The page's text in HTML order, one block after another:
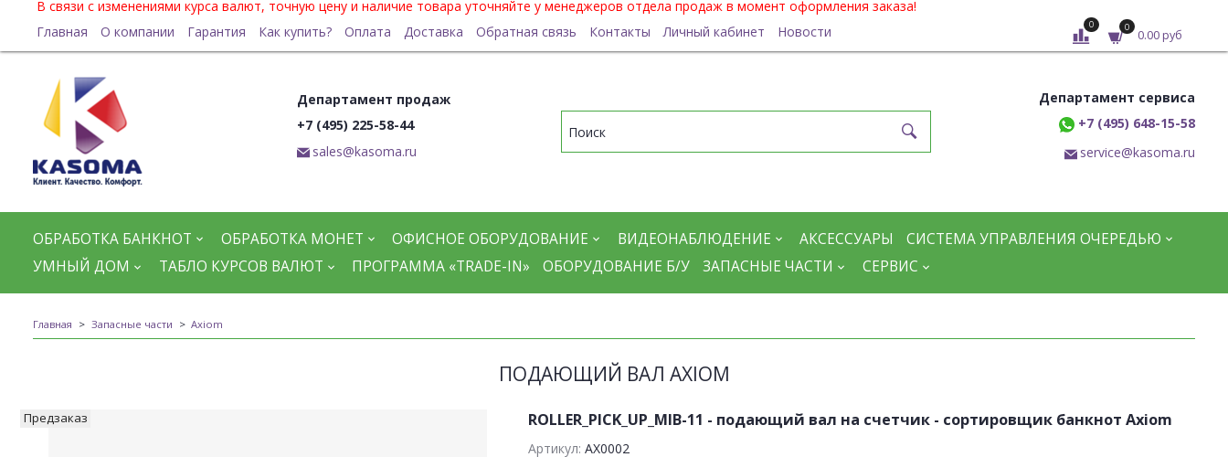
В связи с изменениями курса валют, точную цену и наличие товара уточняйте у менеджеров отдела продаж в момент оформления заказа!
Главная
О компании Гарантия Как купить? Оплата Доставка Обратная связь Контакты Личный кабинет Новости 0 0
0.00 руб
Департамент продаж
+7 (495) 225-58-44
sales@kasoma.ru
Департамент сервиса
+7 (495) 648-15-58
service@kasoma.ru
ОБРАБОТКА БАНКНОТ ОБРАБОТКА МОНЕТ ОФИСНОЕ ОБОРУДОВАНИЕ ВИДЕОНАБЛЮДЕНИЕ АКСЕССУАРЫ
СИСТЕМА УПРАВЛЕНИЯ ОЧЕРЕДЬЮ
УМНЫЙ ДОМ
ТАБЛО КУРСОВ ВАЛЮТ ПРОГРАММА «TRADE-IN» ОБОРУДОВАНИЕ Б/У ЗАПАСНЫЕ ЧАСТИ СЕРВИС
Главная Запасные части Axiom
ПОДАЮЩИЙ ВАЛ AXIOM
Предзаказ ROLLER_PICK_UP_MIB-11 - подающий вал на счетчик - сортировщик банкнот Axiom
Артикул: AX0002